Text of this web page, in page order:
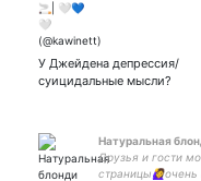
У Джейдена депрессия/
суицидальные мысли?
Натуральная
Друзья и гости